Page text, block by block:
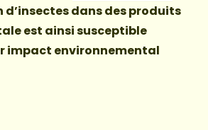
d’insectes dans des produits
est ainsi susceptible
impact environnemental